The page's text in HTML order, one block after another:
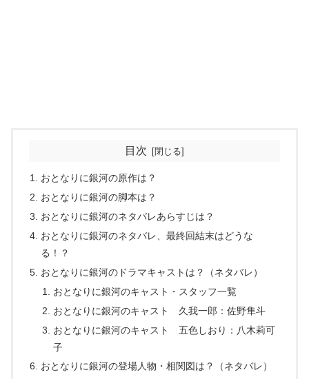
目次
おとなりに銀河の原作は？
おとなりに銀河の脚本は？
おとなりに銀河のネタバレあらすじは？
おとなりに銀河のネタバレ、最終回結末はどうな
る！？
おとなりに銀河のドラマキャストは？（ネタバレ）
おとなりに銀河のキャスト・スタッフ一覧
おとなりに銀河のキャスト 久我一郎：佐野隼斗
おとなりに銀河のキャスト 五色しおり：八木莉可
子
おとなりに銀河の登場人物・相関図は？（ネタバレ）